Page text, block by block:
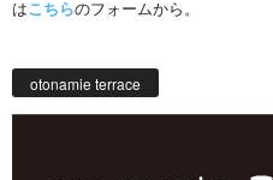
はこちらのフォームから。
otonamie terrace